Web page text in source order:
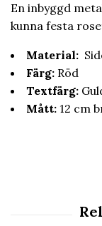
En inbyggd
kunna festa
Material:
Färg: Röd
Textfärg:
Mått: 12 cm